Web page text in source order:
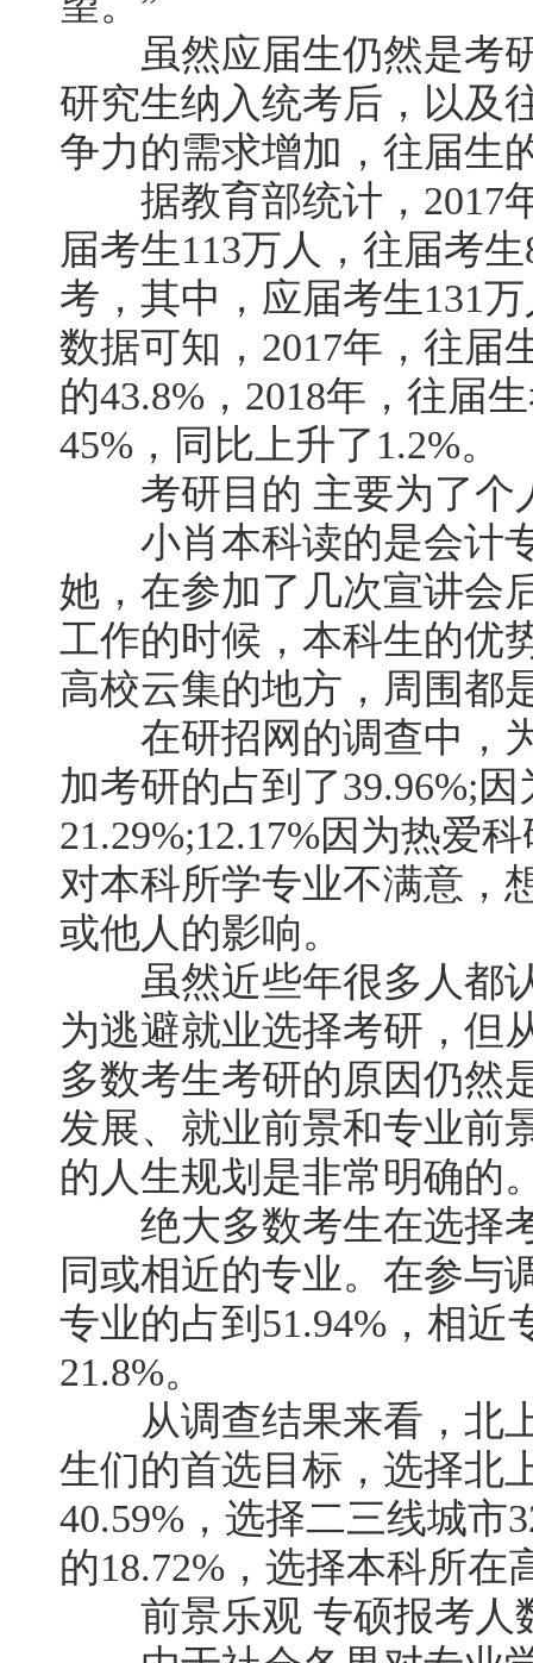
虽然应届生仍然是考研
研究生纳入统考后，以及
争力的需求增加，往届生
据教育部统计，2017
届考生113万人，往届考
考，其中，应届考生131
数据可知，2017年，往届
的43.8%，2018年，往届
45%，同比上升了1.2%。
考研目的 主要为了个
小肖本科读的是会计专
她，在参加了几次宣讲会
工作的时候，本科生的优
高校云集的地方，周围都
在研招网的调查中，为
加考研的占到了39.96%;
21.29%;12.17%因为热爱
对本科所学专业不满意，
或他人的影响。
虽然近些年很多人都认
为逃避就业选择考研，但
多数考生考研的原因仍然
发展、就业前景和专业前
的人生规划是非常明确的
绝大多数考生在选择考
同或相近的专业。在参与
专业的占到51.94%，相近
21.8%。
从调查结果来看，北上
生们的首选目标，选择北
40.59%，选择二三线城市
的18.72%，选择本科所在
前景乐观 专硕报考人